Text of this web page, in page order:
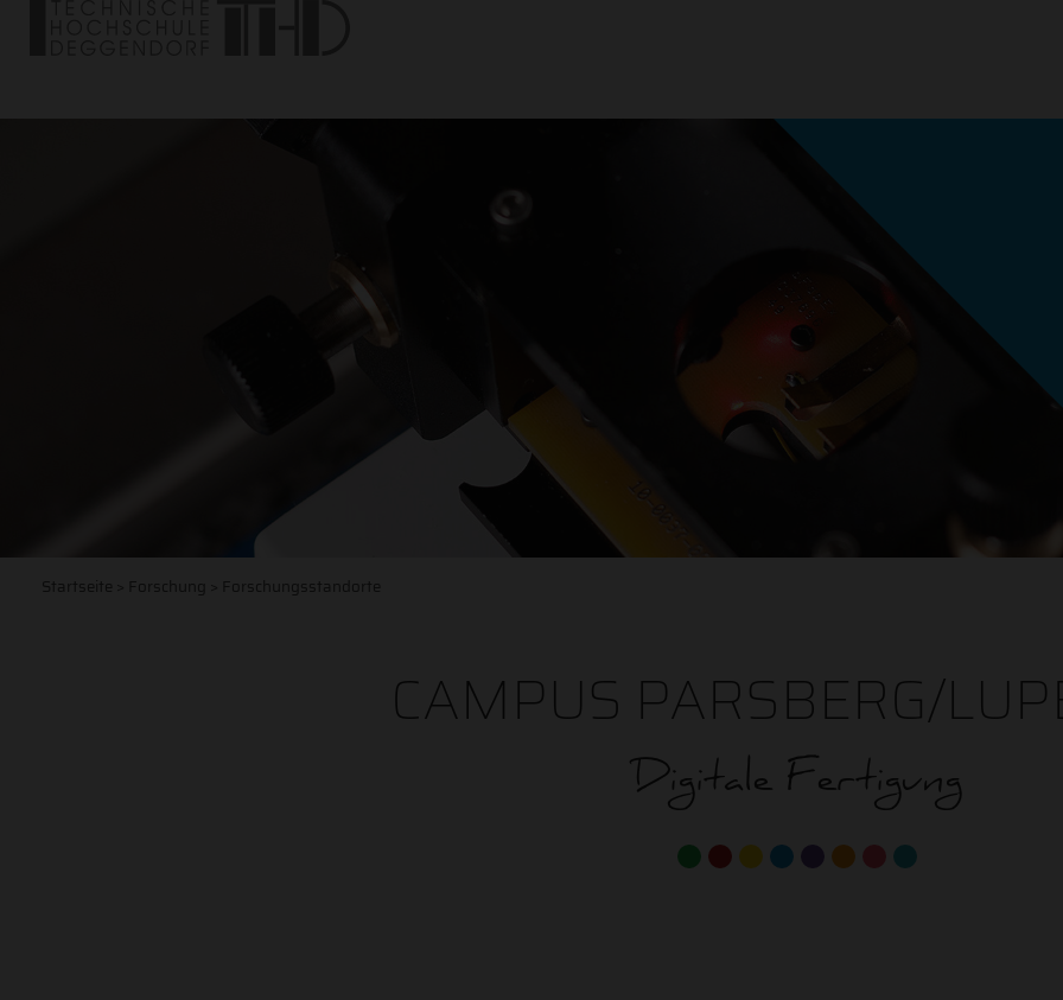
Startseite > Forschungsstandorte
CAMPUS PARSBERG/
Digitale Fertigung